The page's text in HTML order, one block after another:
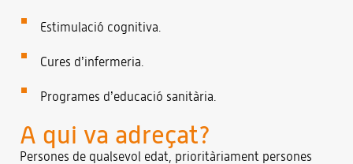
Estimulació cognitiva.
Cures d’infermeria.
Programes d’educació sanitària.
A qui va adreçat?
Persones de qualsevol edat, prioritàriament persones